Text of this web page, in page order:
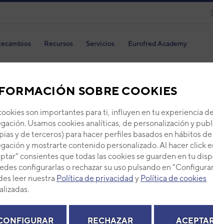
SOBRE COOKIES
son importantes para ti, influyen en tu experiencia de
Usamos cookies analíticas, de personalización y
y de terceros) para hacer perfiles basados en hábitos de
y mostrarte contenido personalizado. Al hacer click
consientes que todas las cookies se guarden en tu
configurarlas o rechazar su uso pulsando en
leer nuestra Política de privacidad y Política de cookies
RECHAZAR
Recursos Servicios Eurofred Academy
INV (RGF12LAC)